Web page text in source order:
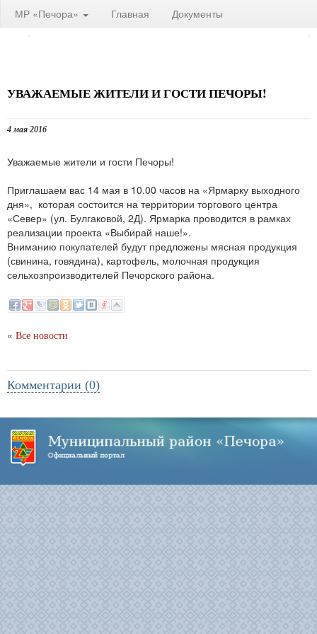
МР «Печора» Главная Документы
УВАЖАЕМЫЕ ЖИТЕЛИ И ГОСТИ ПЕЧОРЫ!
4 мая 2016
Уважаемые жители и гости Печоры!
Приглашаем вас 14 мая в 10.00 часов на «Ярмарку выходного
дня», которая состоится на территории торгового центра
«Север» (ул. Булгаковой, 2Д). Ярмарка проводится в рамках
реализации проекта «Выбирай наше!».
Вниманию покупателей будут предложены мясная продукция
(свинина, говядина), картофель, молочная продукция
сельхозпроизводителей Печорского района.
« Все новости
Комментарии (0)